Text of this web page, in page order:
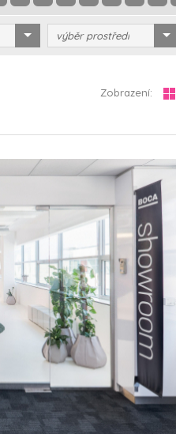
výběr prostředí
Zobrazení: